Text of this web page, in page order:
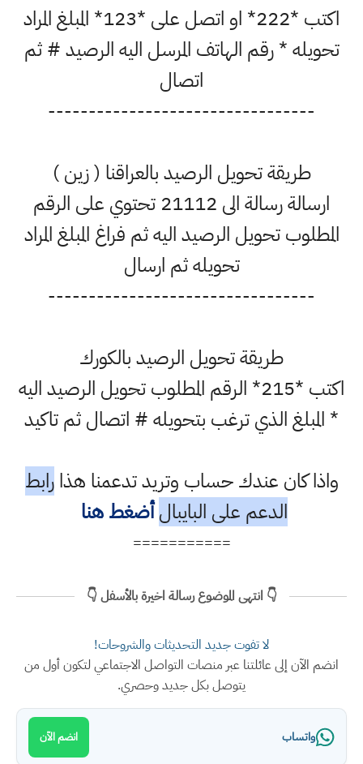
اكتب *222* او اتصل على *123* المبلغ المراد
تحويله * رقم الهاتف المرسل اليه الرصيد # ثم
اتصال
---------------------------------
طريقة تحويل الرصيد بالعراقنا ( زين )
ارسالة رسالة الى 21112 تحتوي على الرقم
المطلوب تحويل الرصيد اليه ثم فراغ المبلغ المراد
تحويله ثم ارسال
---------------------------------
طريقة تحويل الرصيد بالكورك
اكتب *215* الرقم المطلوب تحويل الرصيد اليه
* المبلغ الذي ترغب بتحويله # اتصال ثم تاكيد
واذا كان عندك حساب وتريد تدعمنا هذارابط
الدعم على البايبال أضغط هنا
===========
👇 انتهى الموضوع رسالة اخيرة بالأسفل 👇
لا تفوت جديد التحديثات والشروحات!
انضم الآن إلى عائلتنا عبر منصات التواصل الاجتماعي لتكون أول من
يتوصل بكل جديد وحصري.
واتساب انضم الآن